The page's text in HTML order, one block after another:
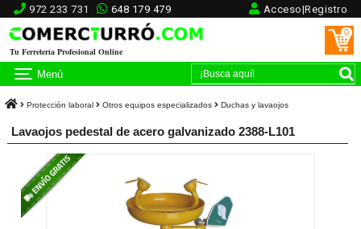
972 233 731 648 179 479 Acceso|Registro
Tu Ferretería Profesional Online
0
Menú
Protección laboral Otros equipos especializados Duchas y lavaojos
Lavaojos pedestal de acero galvanizado 2388-L101